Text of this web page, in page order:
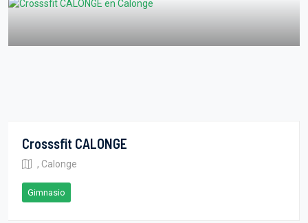
Crosssfit CALONGE
, Calonge
Gimnasio